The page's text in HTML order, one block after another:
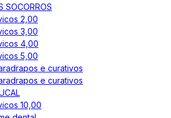
SOCORROS
2,00
3,00
4,00
5,00
e curativos
e curativos
10,00